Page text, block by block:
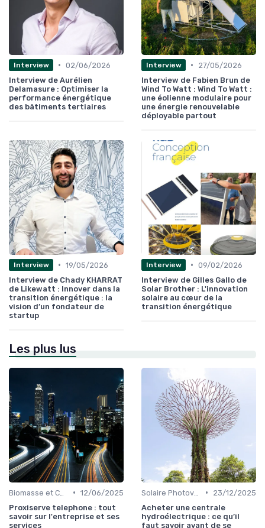
Interview • 02/06/2026
Interview de Aurélien
Delamasure : Optimiser la
performance énergétique
des bâtiments tertiaires
Interview •
27/05/2026
Interview de Fabien Brun de
Wind To Watt : Wind To Watt :
une éolienne modulaire pour
une énergie renouvelable
déployable partout
Interview • 19/05/2026
Interview de Chady KHARRAT
de Likewatt : Innover dans la
transition énergétique : la
vision d’un fondateur de
startup
Interview • 09/02/2026
Interview de Gilles Gallo de
Solar Brother : L'innovation
solaire au cœur de la
transition énergétique
Les plus lus
• 12/06/2025
Proxiserve telephone : tout
savoir sur l'entreprise et ses
services
•
23/12/2025
Acheter une centrale
hydroélectrique : ce qu’il
faut savoir avant de se